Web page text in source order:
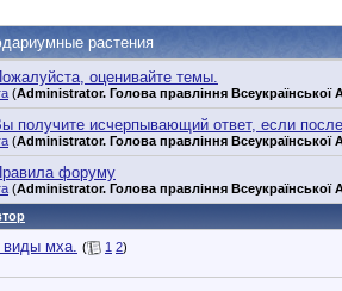
растения
оценивайте темы.
(Administrator. Голова правління Всеукраїнської
получите исчерпывающий ответ, если
(Administrator. Голова правління Всеукраїнської
форуму
(Administrator. Голова правління Всеукраїнської
виды мха. ( 1 2)